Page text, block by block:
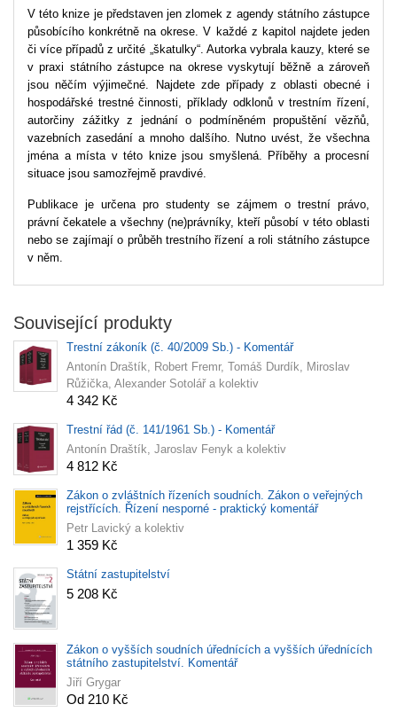
V této knize je představen jen zlomek z agendy státního zástupce
působícího konkrétně na okrese. V každé z kapitol najdete jeden
či více případů z určité „škatulky“. Autorka vybrala kauzy, které se
v praxi státního zástupce na okrese vyskytují běžně a zároveň
jsou něčím výjimečné. Najdete zde případy z oblasti obecné i
hospodářské trestné činnosti, příklady odklonů v trestním řízení,
autorčiny zážitky z jednání o podmíněném propuštění vězňů,
vazebních zasedání a mnoho dalšího. Nutno uvést, že všechna
jména a místa v této knize jsou smyšlená. Příběhy a procesní
situace jsou samozřejmě pravdivé.
Publikace je určena pro studenty se zájmem o trestní právo,
právní čekatele a všechny (ne)právníky, kteří působí v této oblasti
nebo se zajímají o průběh trestního řízení a roli státního zástupce
v něm.
Související produkty
Trestní zákoník (č. 40/2009 Sb.) - Komentář
Antonín Draštík, Robert Fremr, Tomáš Durdík, Miroslav
Růžička, Alexander Sotolář a kolektiv
4 342 Kč
Trestní řád (č. 141/1961 Sb.) - Komentář
Antonín Draštík, Jaroslav Fenyk a kolektiv
4 812 Kč
Zákon o zvláštních řízeních soudních. Zákon o veřejných
rejstřících. Řízení nesporné - praktický komentář
Petr Lavický a kolektiv
1 359 Kč
Státní zastupitelství
5 208 Kč
Zákon o vyšších soudních úřednících a vyšších úřednících
státního zastupitelství. Komentář
Jiří Grygar
Od 210 Kč